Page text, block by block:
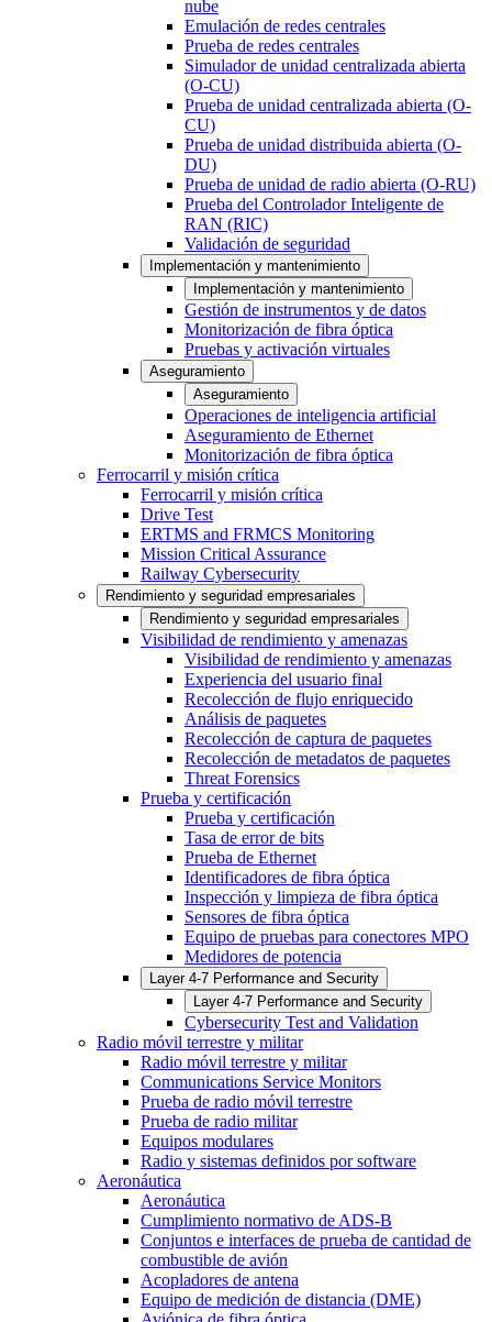
nube
Emulación de redes centrales
Prueba de redes centrales
Simulador de unidad centralizada abierta
(O-CU)
Prueba de unidad centralizada abierta (O-
CU)
Prueba de unidad distribuida abierta (O-
DU)
Prueba de unidad de radio abierta (O-RU)
Prueba del Controlador Inteligente de
RAN (RIC)
Validación de seguridad
Implementación y mantenimiento
Implementación y mantenimiento
Gestión de instrumentos y de datos
Monitorización de fibra óptica
Pruebas y activación virtuales
Aseguramiento
Aseguramiento
Operaciones de inteligencia artificial
Aseguramiento de Ethernet
Monitorización de fibra óptica
Ferrocarril y misión crítica
Ferrocarril y misión crítica
Drive Test
ERTMS and FRMCS Monitoring
Mission Critical Assurance
Railway Cybersecurity
Rendimiento y seguridad empresariales
Rendimiento y seguridad empresariales
Visibilidad de rendimiento y amenazas
Visibilidad de rendimiento y amenazas
Experiencia del usuario final
Recolección de flujo enriquecido
Análisis de paquetes
Recolección de captura de paquetes
Recolección de metadatos de paquetes
Threat Forensics
Prueba y certificación
Prueba y certificación
Tasa de error de bits
Prueba de Ethernet
Identificadores de fibra óptica
Inspección y limpieza de fibra óptica
Sensores de fibra óptica
Equipo de pruebas para conectores MPO
Medidores de potencia
Layer 4-7 Performance and Security
Layer 4-7 Performance and Security
Cybersecurity Test and Validation
Radio móvil terrestre y militar
Radio móvil terrestre y militar
Communications Service Monitors
Prueba de radio móvil terrestre
Prueba de radio militar
Equipos modulares
Radio y sistemas definidos por software
Aeronáutica
Aeronáutica
Cumplimiento normativo de ADS-B
Conjuntos e interfaces de prueba de cantidad de
combustible de avión
Acopladores de antena
Equipo de medición de distancia (DME)